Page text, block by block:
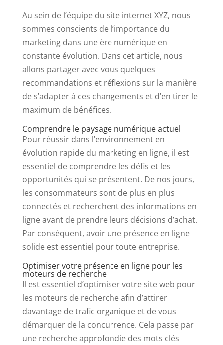
Au sein de l’équipe du site internet XYZ, nous
sommes conscients de l’importance du
marketing dans une ère numérique en
constante évolution. Dans cet article, nous
allons partager avec vous quelques
recommandations et réflexions sur la manière
de s’adapter à ces changements et d’en tirer le
maximum de bénéfices.
Comprendre le paysage numérique actuel
Pour réussir dans l’environnement en
évolution rapide du marketing en ligne, il est
essentiel de comprendre les défis et les
opportunités qui se présentent. De nos jours,
les consommateurs sont de plus en plus
connectés et recherchent des informations en
ligne avant de prendre leurs décisions d’achat.
Par conséquent, avoir une présence en ligne
solide est essentiel pour toute entreprise.
Optimiser votre présence en ligne pour les
moteurs de recherche
Il est essentiel d’optimiser votre site web pour
les moteurs de recherche afin d’attirer
davantage de trafic organique et de vous
démarquer de la concurrence. Cela passe par
une recherche approfondie des mots clés